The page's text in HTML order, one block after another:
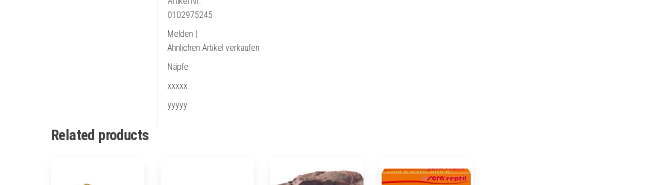
0102975245
Melden |
Ähnlichen Artikel verkaufen
Näpfe
xxxxx
yyyyy
Related products